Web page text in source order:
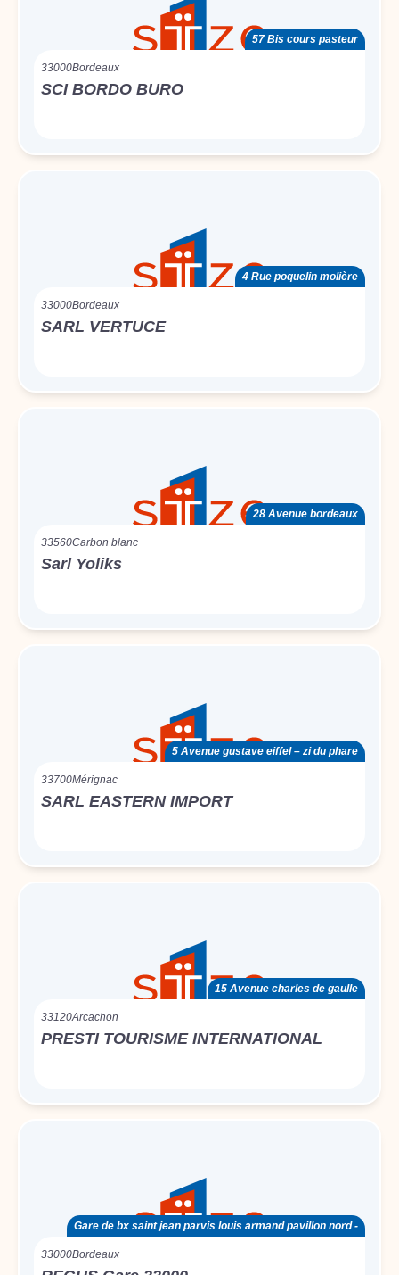
57 Bis cours pasteur
33000Bordeaux
SCI BORDO BURO
4 Rue poquelin molière
33000Bordeaux
SARL VERTUCE
28 Avenue bordeaux
33560Carbon blanc
Sarl Yoliks
5 Avenue gustave eiffel – zi du phare
33700Mérignac
SARL EASTERN IMPORT
15 Avenue charles de gaulle
33120Arcachon
PRESTI TOURISME INTERNATIONAL
Gare de bx saint jean parvis louis armand pavillon nord -
33000Bordeaux